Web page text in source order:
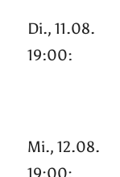
Di., 11.08.
19:00:
Mi., 12.08.
19:00: